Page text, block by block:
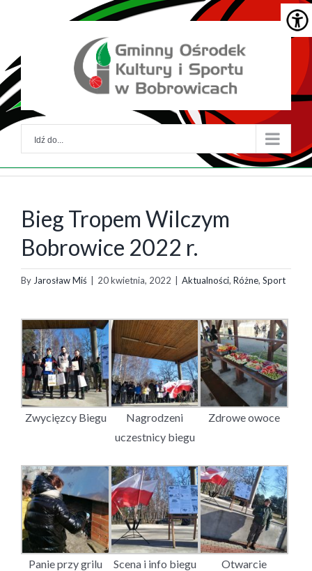
treść
główne
Idź do...
Bieg Tropem Wilczym
Bobrowice 2022 r.
By Jarosław Miś 20 kwietnia, 2022 Aktualności, Różne, Sport
Zwycięzcy Biegu
Nagrodzeni
uczestnicy biegu
Zdrowe owoce
Panie przy grilu Scena i info biegu Otwarcie